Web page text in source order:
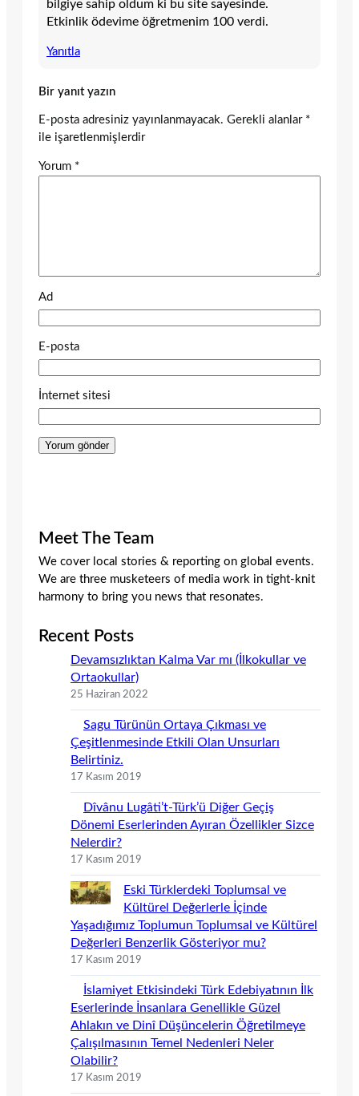
bilgiye sahip oldum ki bu site sayesinde.
Etkinlik ödevime öğretmenim 100 verdi.
Yanıtla
Bir yanıt yazın
E-posta adresiniz yayınlanmayacak. Gerekli alanlar *
ile işaretlenmişlerdir
Yorum *
Ad
E-posta
İnternet sitesi
Meet The Team
We cover local stories & reporting on global events.
We are three musketeers of media work in tight-knit
harmony to bring you news that resonates.
Recent Posts
Devamsızlıktan Kalma Var mı (İlkokullar ve
Ortaokullar)
25 Haziran 2022
Sagu Türünün Ortaya Çıkması ve
Çeşitlenmesinde Etkili Olan Unsurları
Belirtiniz.
17 Kasım 2019
Dîvânu Lugâti’t-Türk’ü Diğer Geçiş
Dönemi Eserlerinden Ayıran Özellikler Sizce
Nelerdir?
17 Kasım 2019
Eski Türklerdeki Toplumsal ve
Kültürel Değerlerle İçinde
Yaşadığımız Toplumun Toplumsal ve Kültürel
Değerleri Benzerlik Gösteriyor mu?
17 Kasım 2019
İslamiyet Etkisindeki Türk Edebiyatının İlk
Eserlerinde İnsanlara Genellikle Güzel
Ahlakın ve Dinî Düşüncelerin Öğretilmeye
Çalışılmasının Temel Nedenleri Neler
Olabilir?
17 Kasım 2019